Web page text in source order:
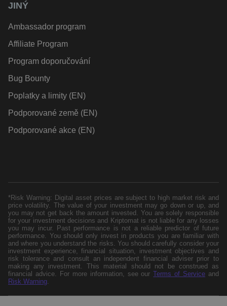
JINÝ
Ambassador program
Affiliate Program
Program doporučování
Bug Bounty
Poplatky a limity (EN)
Podporované země (EN)
Podporované akce (EN)
*Risk Warning: Digital asset prices are subject to high market risk and
price volatility. The value of your investment may go down or up, and
you may not get back the amount invested. You are solely responsible
for your investment decisions and Kriptomat is not liable for any losses
you may incur. Past performance is not a reliable predictor of future
performance. You should only invest in products you are familiar with
and where you understand the risks. You should carefully consider your
investment experience, financial situation, investment objectives and
risk tolerance and consult an independent financial adviser prior to
making any investment. This material should not be construed as
financial advice. For more information, see ourTerms of Service and
Risk Warning.